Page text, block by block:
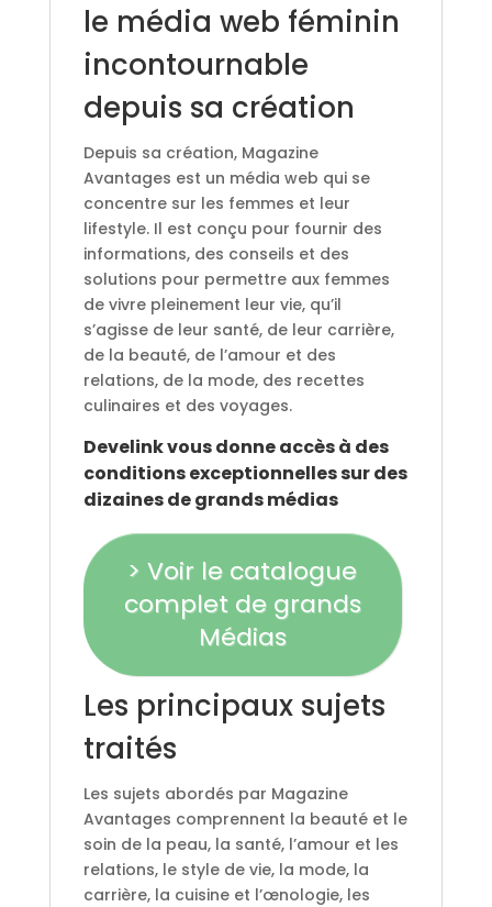
le média web féminin
incontournable
depuis sa création
Depuis sa création, Magazine
Avantages est un média web qui se
concentre sur les femmes et leur
lifestyle. Il est conçu pour fournir des
informations, des conseils et des
solutions pour permettre aux femmes
de vivre pleinement leur vie, qu’il
s’agisse de leur santé, de leur carrière,
de la beauté, de l’amour et des
relations, de la mode, des recettes
culinaires et des voyages.
Develink vous donne accès à des
conditions exceptionnelles sur des
dizaines de grands médias
> Voir le catalogue
complet de grands
Médias
Les principaux sujets
traités
Les sujets abordés par Magazine
Avantages comprennent la beauté et le
soin de la peau, la santé, l’amour et les
relations, le style de vie, la mode, la
carrière, la cuisine et l’œnologie, les